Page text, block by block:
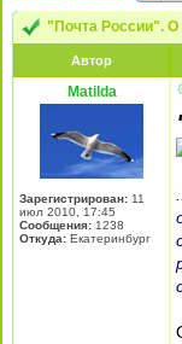
"Почта России". О
Автор
Matilda
Зарегистрирован: 11
июл 2010, 17:45
Сообщения: 1238
Откуда: Екатеринбург